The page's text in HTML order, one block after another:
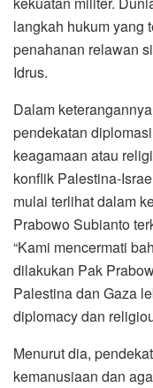
langkah hukum yang
penahanan relawan
Idrus.
Dalam
pendekatan
keagamaan atau
konflik Palestina-
mulai terlihat dalam
Prabowo Subianto
“Kami mencermati
dilakukan Pak
Palestina dan Gaza
diplomacy dan
Menurut dia,
kemanusiaan dan